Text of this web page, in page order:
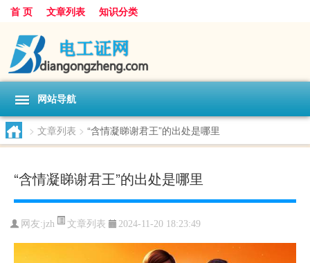
首 页 文章列表 知识分类
网站导航
> 文章列表 > “含情凝睇谢君王”的出处是哪里
“含情凝睇谢君王”的出处是哪里
网友:jzh 文章列表 2024-11-20 18:23:49